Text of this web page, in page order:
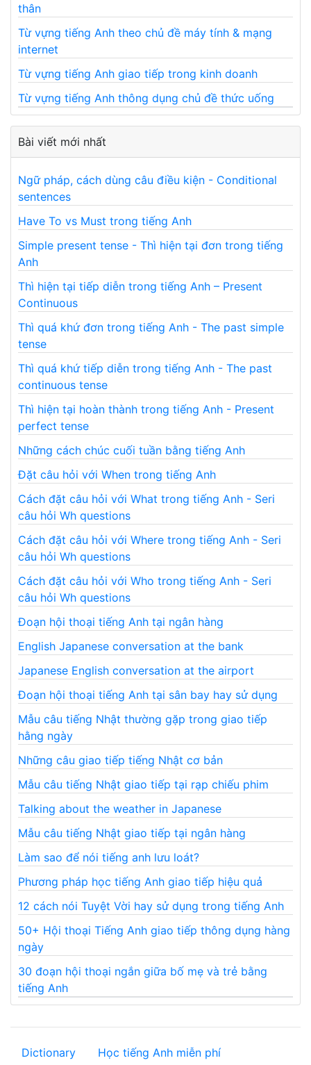
thân
Từ vựng tiếng Anh theo chủ đề máy tính & mạng
internet
Từ vựng tiếng Anh giao tiếp trong kinh doanh
Từ vựng tiếng Anh thông dụng chủ đề thức uống
Bài viết mới nhất
Ngữ pháp, cách dùng câu điều kiện - Conditional
sentences
Have To vs Must trong tiếng Anh
Simple present tense - Thì hiện tại đơn trong tiếng
Anh
Thì hiện tại tiếp diễn trong tiếng Anh – Present
Continuous
Thì quá khứ đơn trong tiếng Anh - The past simple
tense
Thì quá khứ tiếp diễn trong tiếng Anh - The past
continuous tense
Thì hiện tại hoàn thành trong tiếng Anh - Present
perfect tense
Những cách chúc cuối tuần bằng tiếng Anh
Đặt câu hỏi với When trong tiếng Anh
Cách đặt câu hỏi với What trong tiếng Anh - Seri
câu hỏi Wh questions
Cách đặt câu hỏi với Where trong tiếng Anh - Seri
câu hỏi Wh questions
Cách đặt câu hỏi với Who trong tiếng Anh - Seri
câu hỏi Wh questions
Đoạn hội thoại tiếng Anh tại ngân hàng
English Japanese conversation at the bank
Japanese English conversation at the airport
Đoạn hội thoại tiếng Anh tại sân bay hay sử dụng
Mẫu câu tiếng Nhật thường gặp trong giao tiếp
hằng ngày
Những câu giao tiếp tiếng Nhật cơ bản
Mẫu câu tiếng Nhật giao tiếp tại rạp chiếu phim
Talking about the weather in Japanese
Mẫu câu tiếng Nhật giao tiếp tại ngân hàng
Làm sao để nói tiếng anh lưu loát?
Phương pháp học tiếng Anh giao tiếp hiệu quả
12 cách nói Tuyệt Vời hay sử dụng trong tiếng Anh
50+ Hội thoại Tiếng Anh giao tiếp thông dụng hàng
ngày
30 đoạn hội thoại ngắn giữa bố mẹ và trẻ bằng
tiếng Anh
Dictionary Học tiếng Anh miễn phí